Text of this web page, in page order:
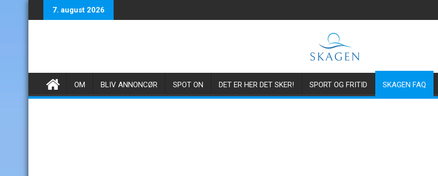
to
7. august 2026
OM BLIV ANNONCØR SPOT ON DET ER HER DET SKER! SPORT OG FRITID SKAGEN FAQ